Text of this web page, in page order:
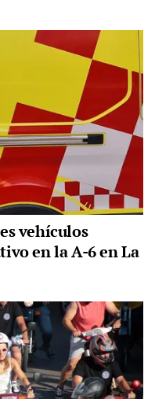
vehículos
en la A-6 en La